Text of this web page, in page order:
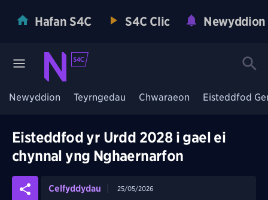
Hafan S4C S4C Clic Newyddion
Newyddion Teyrngedau Chwaraeon Eisteddfod
Eisteddfod yr Urdd 2028 i gael ei
chynnal yng Nghaernarfon
Celfyddydau 25/05/2026